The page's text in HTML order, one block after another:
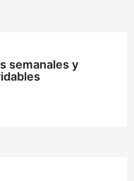
semanales y